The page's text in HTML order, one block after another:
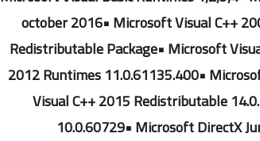
october 2016• Microsoft Visual C++
Redistributable Package• Microsoft
2012 Runtimes 11.0.61135.400•
Visual C++ 2015 Redistributable
10.0.60729• Microsoft DirectX